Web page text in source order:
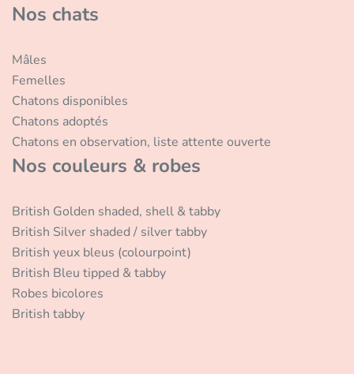
Nos chats
Mâles
Femelles
Chatons disponibles
Chatons adoptés
Chatons en observation, liste attente ouverte
Nos couleurs & robes
British Golden shaded, shell & tabby
British Silver shaded / silver tabby
British yeux bleus (colourpoint)
British Bleu tipped & tabby
Robes bicolores
British tabby